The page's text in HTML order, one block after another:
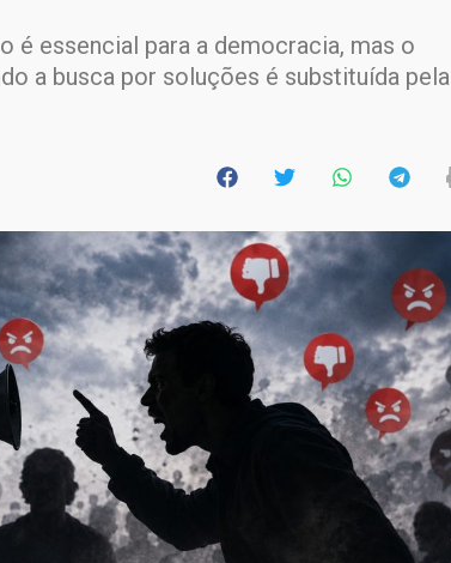
é essencial para a democracia, mas o
a busca por soluções é substituída pela